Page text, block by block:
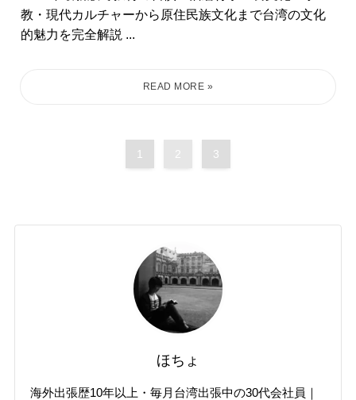
教・現代カルチャーから原住民族文化まで台湾の文化
的魅力を完全解説 ...
1 2 3
ほちょ
海外出張歴10年以上・毎月台湾出張中の30代会社員｜